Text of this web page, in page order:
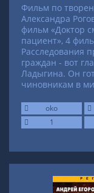
Фильм по
Александра
фильм «Доктор
пациент», 4
Расследования
граждан - вот
Ладыгина. Он
чиновникам в
oko
1